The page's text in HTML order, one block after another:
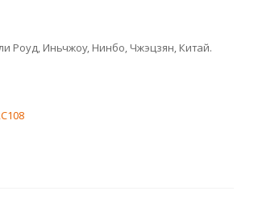
Роуд, Иньчжоу, Нинбо, Чжэцзян, Китай.